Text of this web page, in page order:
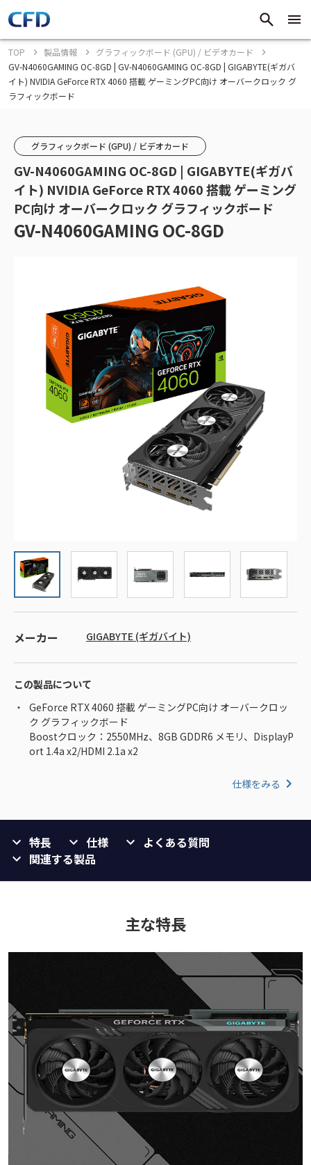
TOP 製品情報
グラフィックボード (GPU) / ビデオカード
GV-N4060GAMING OC-8GD | GV-N4060GAMING OC-8GD | GIGABYTE(ギガバ
イト) NVIDIA GeForce RTX 4060 搭載 ゲーミングPC向け オーバークロック グ
ラフィックボード
グラフィックボード (GPU) / ビデオカード
GV-N4060GAMING OC-8GD | GIGABYTE(ギガバ
イト) NVIDIA GeForce RTX 4060 搭載 ゲーミング
PC向け オーバークロック グラフィックボード
GV-N4060GAMING OC-8GD
メーカー GIGABYTE (ギガバイト)
この製品について
GeForce RTX 4060 搭載 ゲーミングPC向け オーバークロッ
ク グラフィックボード
Boostクロック：2550MHz、8GB GDDR6 メモリ、DisplayP
ort 1.4a x2/HDMI 2.1a x2
仕様をみる
特長 仕様
よくある質問
関連する製品
主な特長